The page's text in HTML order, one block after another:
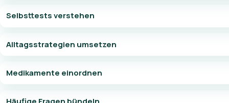
Selbsttests verstehen
Alltagsstrategien umsetzen
Medikamente einordnen